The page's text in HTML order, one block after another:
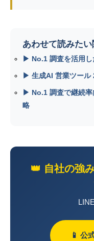
あわせて読みた
▶ No.1 調査を活用し
▶ 生成AI 営業ツール
▶ No.1 調査で継続
略
👑 自社の強
📱 公